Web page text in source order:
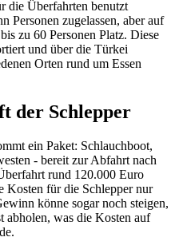
die Überfahrten benutzt
Personen zugelassen, aber auf
zu 60 Personen Platz. Diese
und über die Türkei
Orten rund um Essen
der Schlepper
ein Paket: Schlauchboot,
- bereit zur Abfahrt nach
rund 120.000 Euro
Kosten für die Schlepper nur
könne sogar noch steigen,
abholen, was die Kosten auf